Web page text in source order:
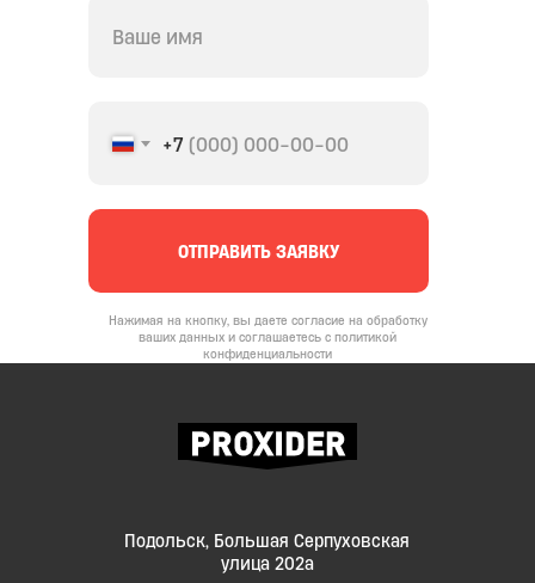
Нажимая на кнопку, вы даете согласие на обработку
ваших данных и соглашаетесь с политикой
конфиденциальности
+7
ОТПРАВИТЬ ЗАЯВКУ
Подольск, Большая Серпуховская
улица 202а